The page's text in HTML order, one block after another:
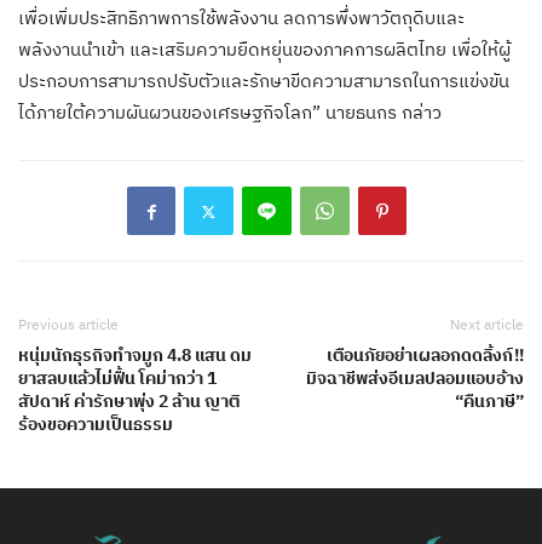
เพื่อเพิ่มประสิทธิภาพการใช้พลังงาน ลดการพึ่งพาวัตถุดิบและ
พลังงานนำเข้า และเสริมความยืดหยุ่นของภาคการผลิตไทย เพื่อให้ผู้
ประกอบการสามารถปรับตัวและรักษาขีดความสามารถในการแข่งขัน
ได้ภายใต้ความผันผวนของเศรษฐกิจโลก” นายธนกร กล่าว
Previous article
หนุ่มนักธุรกิจทำจมูก 4.8 แสน ดม
ยาสลบแล้วไม่ฟื้น โคม่ากว่า 1
สัปดาห์ ค่ารักษาพุ่ง 2 ล้าน ญาติ
ร้องขอความเป็นธรรม
Next article
เตือนภัยอย่าเผลอกดดลิ้งก์!!
มิจฉาชีพส่งอีเมลปลอมแอบอ้าง
“คืนภาษี”